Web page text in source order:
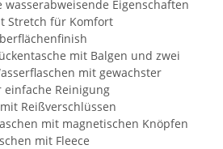
Eigenschaften
Stretch für Komfort
mit Balgen und zwei
mit gewachster
einfache Reinigung
Reißverschlüssen
mit magnetischen Knöpfen
mit Fleece